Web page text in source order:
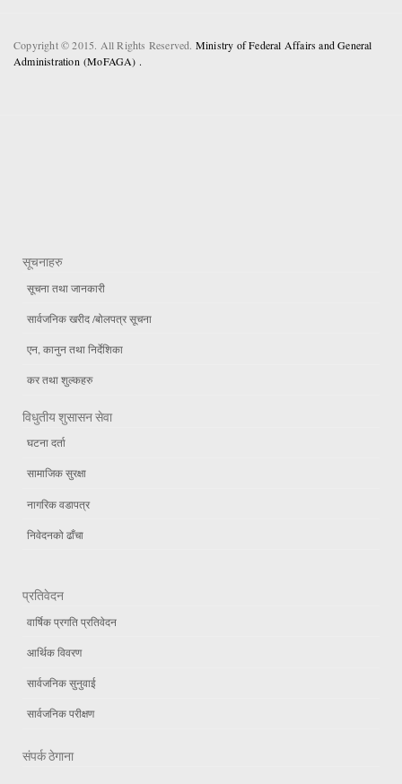
Copyright © 2015. All Rights Reserved. Ministry of Federal Affairs and General
Administration (MoFAGA) .
सूचनाहरु
सूचना तथा जानकारी
सार्वजनिक खरीद /बोलपत्र सूचना
एन, कानुन तथा निर्देशिका
कर तथा शुल्कहरु
विधुतीय शुसासन सेवा
घटना दर्ता
सामाजिक सुरक्षा
नागरिक वडापत्र
निवेदनको ढाँचा
प्रतिवेदन
वार्षिक प्रगति प्रतिवेदन
आर्थिक विवरण
सार्वजनिक सुनुवाई
सार्वजनिक परीक्षण
संपर्क ठेगाना